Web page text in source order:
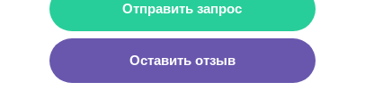
Отправить запрос
Оставить отзыв